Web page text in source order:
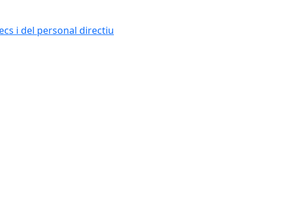
i del personal directiu